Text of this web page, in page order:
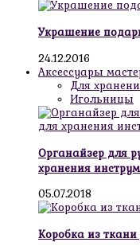
Украшение
24.12.2016
Аксессуары
Для
Игольницы
Органайзер для
хранения
05.07.2018
Коробка из